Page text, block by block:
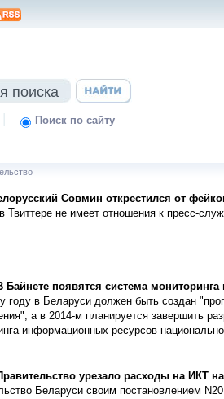
| Поиск по сайту
Совмин открестился от
Твиттере не имеет отношения к пресс-
Байнете появятся система мониторинга
году в Беларуси должен быть создан
а в 2014-м планируется завершить
информационных ресурсов
урезало расходы на ИКТ
Беларуси своим постановлением